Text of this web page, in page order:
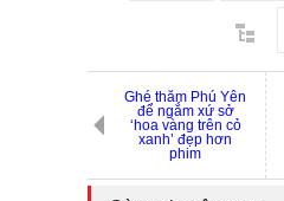
Ghé thăm Phú Yên
để ngắm xứ sở
‘hoa vàng trên cỏ
xanh’ đẹp hơn
phim